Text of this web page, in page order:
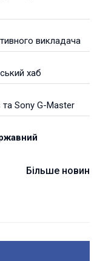
викладача
хаб
та Sony G-Master
Більше новин